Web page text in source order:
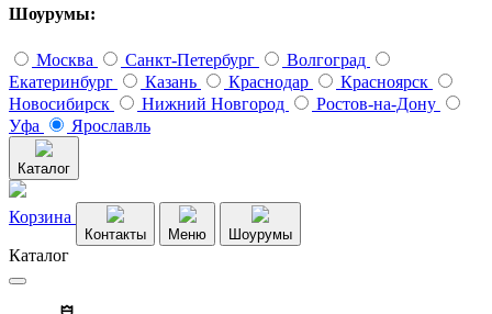
Шоурумы:
Москва Санкт-Петербург
Волгоград
Екатеринбург
Казань Краснодар
Красноярск
Новосибирск
Нижний Новгород
Ростов-на-Дону
Уфа
Ярославль
Каталог
Корзина
Контакты Меню Шоурумы
Каталог